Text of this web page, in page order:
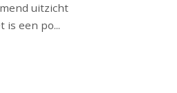
uitzicht
is een po...